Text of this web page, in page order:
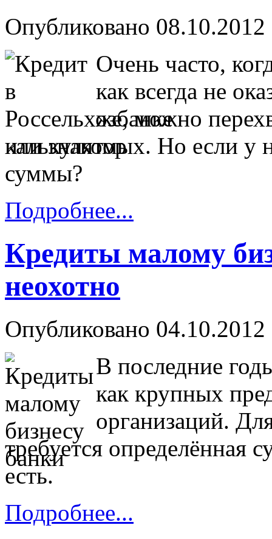
Опубликовано
Очень часто,
как всегда не
же, можно
или знакомых. Но если у
суммы?
Подробнее...
Кредиты малому
неохотно
Опубликовано
В последние
как крупных
организаций.
требуется определённая
есть.
Подробнее...